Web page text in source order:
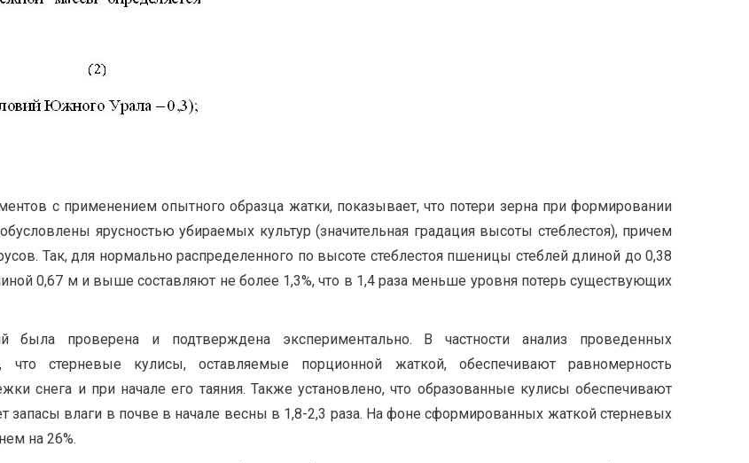
с применением опытного образца жатки, показывает, что потери зерна при формировании
ярусностью убираемых культур (значительная градация высоты стеблестоя), причем
Так, для нормально распределенного по высоте стеблестоя пшеницы стеблей длиной до 0,38
0,67 м и выше составляют не более 1,3%, что в 1,4 раза меньше уровня потерь существующих
была проверена и подтверждена экспериментально. В частности анализ проведенных
что стерневые кулисы, оставляемые порционной жаткой, обеспечивают равномерность
снега и при начале его таяния. Также установлено, что образованные кулисы обеспечивают
запасы влаги в почве в начале весны в 1,8-2,3 раза. На фоне сформированных жаткой стерневых
на 26%.